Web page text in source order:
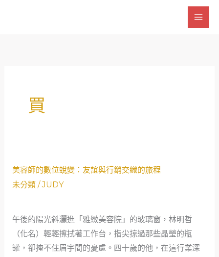
買
美容師的數位蛻變：友誼與行銷交織的旅程
未分類 /JUDY
午後的陽光斜灑進「雅緻美容院」的玻璃窗，林明哲
（化名）輕輕擦拭著工作台，指尖掠過那些晶瑩的瓶
罐，卻掩不住眉宇間的憂慮。四十歲的他，在這行業深
美
容
數
位
蛻